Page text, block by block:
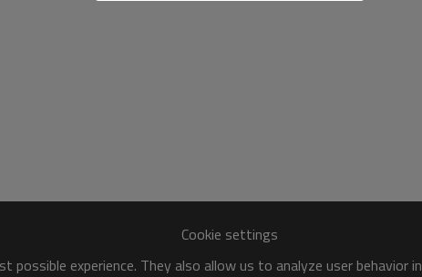
Cookie settings
possible experience. They also allow us to analyze user